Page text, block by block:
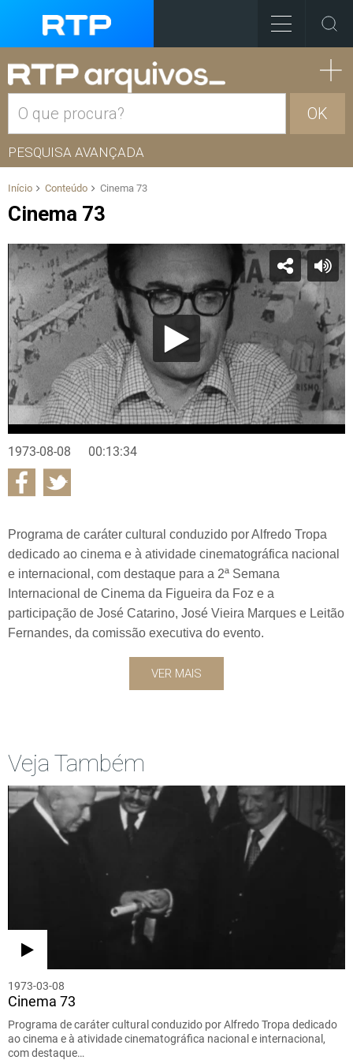
OK
PESQUISA AVANÇADA
Início Conteúdo Cinema 73
Cinema 73
1973-08-08 00:13:34
Programa de caráter cultural conduzido por Alfredo Tropa
dedicado ao cinema e à atividade cinematográfica nacional
e internacional, com destaque para a 2ª Semana
Internacional de Cinema da Figueira da Foz e a
participação de José Catarino, José Vieira Marques e Leitão
Fernandes, da comissão executiva do evento.
VER MAIS
Veja Também
1973-03-08
Cinema 73
Programa de caráter cultural conduzido por Alfredo Tropa dedicado
ao cinema e à atividade cinematográfica nacional e internacional,
com destaque…